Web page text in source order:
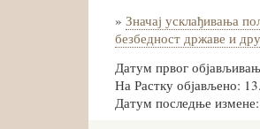
» Значај усклађивања
безбедност државе и
Датум првог
На Растку објављено:
Датум последње